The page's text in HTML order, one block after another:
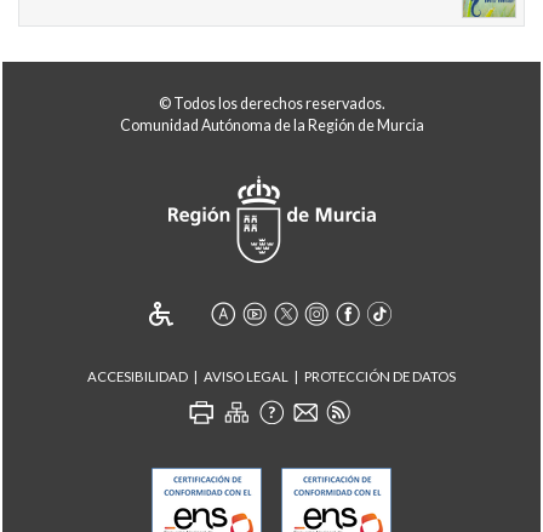
© Todos los derechos reservados.
Comunidad Autónoma de la Región de Murcia
ACCESIBILIDAD AVISO LEGAL PROTECCIÓN DE DATOS